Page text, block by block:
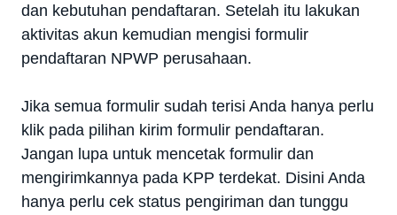
dan kebutuhan pendaftaran. Setelah itu lakukan
aktivitas akun kemudian mengisi formulir
pendaftaran NPWP perusahaan.
Jika semua formulir sudah terisi Anda hanya perlu
klik pada pilihan kirim formulir pendaftaran.
Jangan lupa untuk mencetak formulir dan
mengirimkannya pada KPP terdekat. Disini Anda
hanya perlu cek status pengiriman dan tunggu